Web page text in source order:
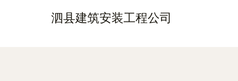
泗县建筑安装工程公司